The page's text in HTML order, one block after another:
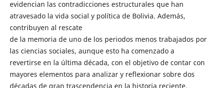
evidencian las contradicciones estructurales que han
atravesado la vida social y política de Bolivia. Además,
contribuyen al rescate
de la memoria de uno de los periodos menos trabajados por
las ciencias sociales, aunque esto ha comenzado a
revertirse en la última década, con el objetivo de contar con
mayores elementos para analizar y reflexionar sobre dos
décadas de gran trascendencia en la historia reciente.